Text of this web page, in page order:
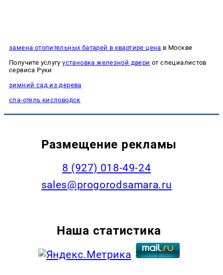
замена отопительных батарей в квартире цена в Москве
Получите услугуустановка железной двери от специалистов
сервиса Руки
зимний сад из дерева
спа-отель кисловодск
Размещение рекламы
8 (927) 018-49-24
sales@progorodsamara.ru
Наша статистика